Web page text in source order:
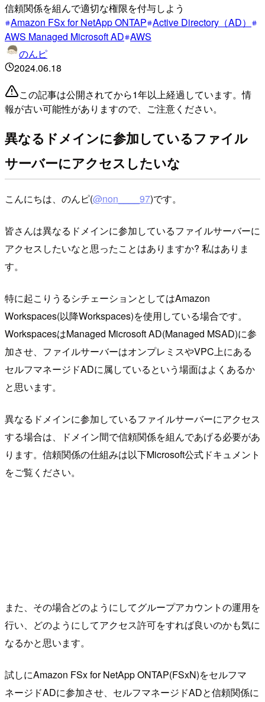
信頼関係を組んで適切な権限を付与しよう
Amazon FSx for NetApp ONTAP Active Directory（AD）
AWS Managed Microsoft AD AWS
のんピ
2024.06.18
この記事は公開されてから1年以上経過しています。情
報が古い可能性がありますので、ご注意ください。
異なるドメインに参加しているファイル
サーバーにアクセスしたいな
こんにちは、のんピ(@non____97)です。
皆さんは異なるドメインに参加しているファイルサーバーに
アクセスしたいなと思ったことはありますか? 私はありま
す。
特に起こりうるシチェーションとしてはAmazon
Workspaces(以降Workspaces)を使用している場合です。
WorkspacesはManaged Microsoft AD(Managed MSAD)に参
加させ、ファイルサーバーはオンプレミスやVPC上にある
セルフマネージドADに属しているという場面はよくあるか
と思います。
異なるドメインに参加しているファイルサーバーにアクセス
する場合は、ドメイン間で信頼関係を組んであげる必要があ
ります。信頼関係の仕組みは以下Microsoft公式ドキュメント
をご覧ください。
また、その場合どのようにしてグループアカウントの運用を
行い、どのようにしてアクセス許可をすれば良いのかも気に
なるかと思います。
試しにAmazon FSx for NetApp ONTAP(FSxN)をセルフマ
ネージドADに参加させ、セルフマネージドADと信頼関係に